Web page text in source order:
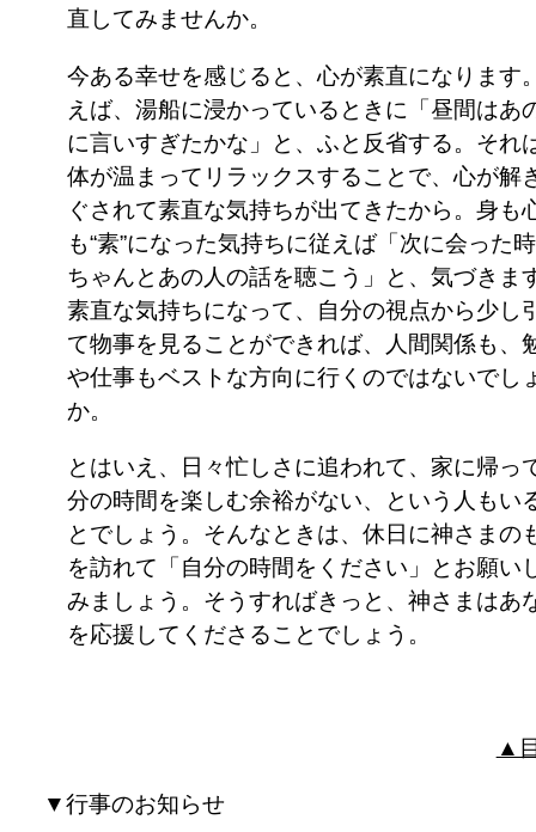
直してみませんか。
今ある幸せを感じると、心が素直になります
えば、湯船に浸かっているときに「昼間はあ
に言いすぎたかな」と、ふと反省する。それ
体が温まってリラックスすることで、心が解
ぐされて素直な気持ちが出てきたから。身も
も“素”になった気持ちに従えば「次に会った
ちゃんとあの人の話を聴こう」と、気づきま
素直な気持ちになって、自分の視点から少し
て物事を見ることができれば、人間関係も、
や仕事もベストな方向に行くのではないでし
か。
とはいえ、日々忙しさに追われて、家に帰っ
分の時間を楽しむ余裕がない、という人もい
とでしょう。そんなときは、休日に神さまの
を訪れて「自分の時間をください」とお願い
みましょう。そうすればきっと、神さまはあ
を応援してくださることでしょう。
▲
▼行事のお知らせ